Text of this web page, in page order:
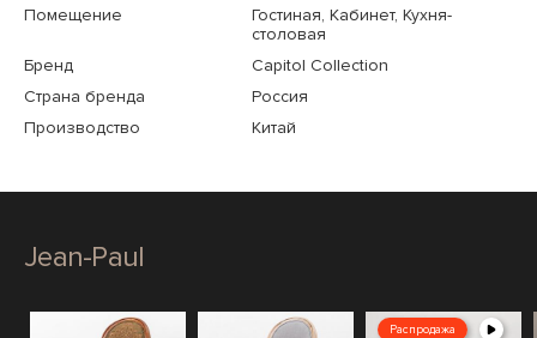
Помещение
Гостиная, Кабинет, Кухня-
столовая
Бренд
Capitol Collection
Страна бренда
Россия
Производство
Китай
Jean-Paul
Распродажа